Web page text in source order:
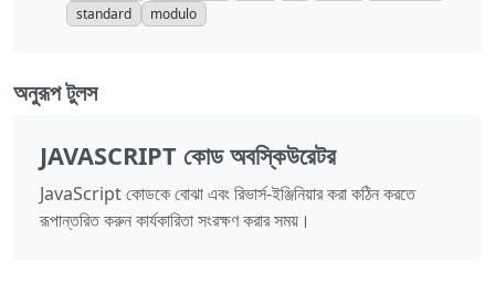
standard
modulo
অনুরূপ টুলস
JAVASCRIPT কোড অবস্কিউরেটর
JavaScript কোডকে বোঝা এবং রিভার্স-ইঞ্জিনিয়ার করা কঠিন করতে
রূপান্তরিত করুন কার্যকারিতা সংরক্ষণ করার সময়।